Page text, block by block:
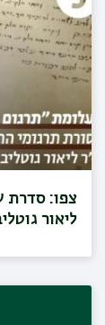
צפו: סדרת
ליאור